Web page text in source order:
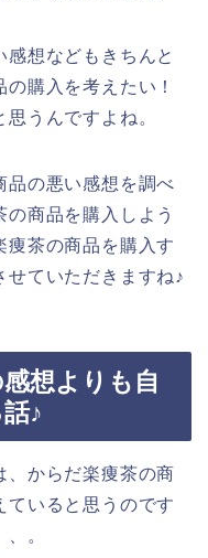
想などもきちんと
購入を考えたい！
うんですよね。
品の悪い感想を調べ
商品を購入しよう
痩茶の商品を購入す
せていただきますね♪
想よりも自
♪
、からだ楽痩茶の商
ていると思うのです
。